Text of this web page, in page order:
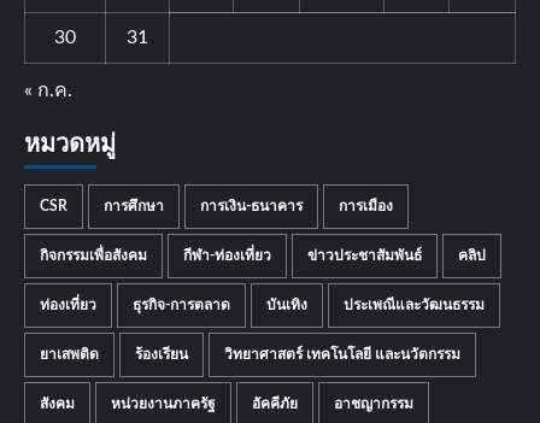
30 31
« ก.ค.
หมวดหมู่
CSR การศึกษา การเงิน-ธนาคาร การเมือง
กิจกรรมเพื่อสังคม กีฬา-ท่องเที่ยว ข่าวประชาสัมพันธ์ คลิป
ท่องเที่ยว ธุรกิจ-การตลาด บันเทิง ประเพณีและวัฒนธรรม
ยาเสพติด ร้องเรียน วิทยาศาสตร์ เทคโนโลยี และนวัตกรรม
สังคม หน่วยงานภาครัฐ อัคคีภัย อาชญากรรม